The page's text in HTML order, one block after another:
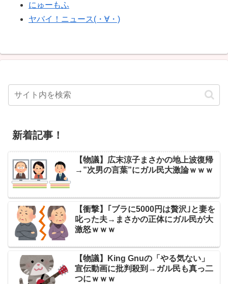
にゅーもふ
ヤバイ！ニュース(・∀・)
新着記事！
【物議】広末涼子まさかの地上波復帰
→”次男の言葉”にガル民大激論ｗｗｗ
【衝撃】｢ブラに5000円は贅沢｣と妻を
叱った夫→まさかの正体にガル民が大
激怒ｗｗｗ
【物議】King Gnuの「やる気ない」
宣伝動画に批判殺到→ガル民も真っ二
つにｗｗｗ